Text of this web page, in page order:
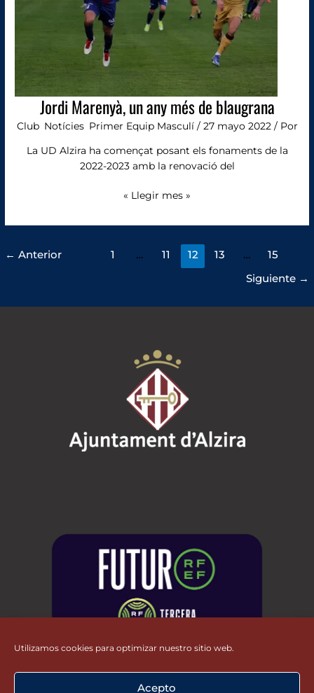
Utilizamos cookies para optimizar nuestro sitio web.
Acepto
Jordi Marenyà, un any més de blaugrana
Club, Notícies, Primer Equip Masculí/ 27 mayo 2022 / Por
La UD Alzira ha començat posant els fonaments de la
2022-2023 amb la renovació del
blaugrana
« Llegir mes »
← Anterior 1 … 11 12 13 …
15
Siguiente →